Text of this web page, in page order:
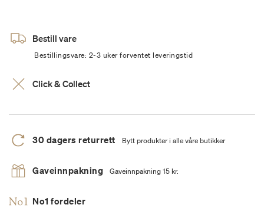
Bestill vare
Bestillingsvare: 2-3 uker forventet leveringstid
Click & Collect
30 dagers returrett Bytt produkter i alle våre butikker
Gaveinnpakning Gaveinnpakning 15 kr.
No1 fordeler